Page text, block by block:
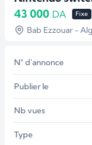
43 000 DA Fixe
Bab Ezzouar -
N° d'annonce
Publier le
Nb vues
Type